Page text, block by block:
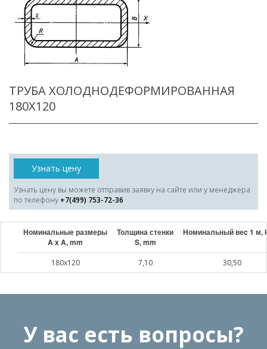
ТРУБА ХОЛОДНОДЕФОРМИРОВАННАЯ
180X120
Узнать цену
Узнать цену вы можете отправив заявку на сайте или у менеджера
по телефону +7(499) 753-72-36
Номинальные размеры
A x A, mm
Толщина стенки
S, mm
Номинальный веc 1 м,
180x120 7,10 30,50
У вас есть вопросы?